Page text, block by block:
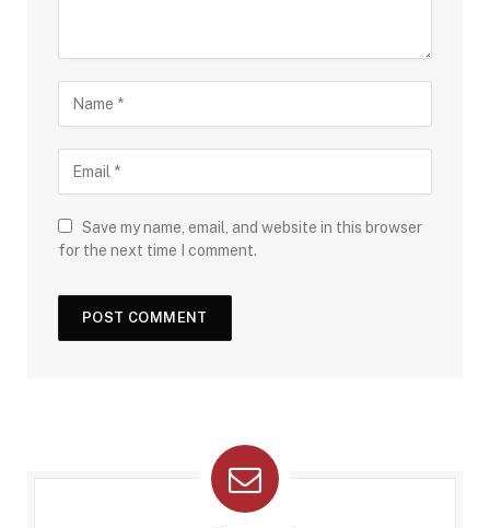
Save my name, email, and website in this browser
for the next time I comment.